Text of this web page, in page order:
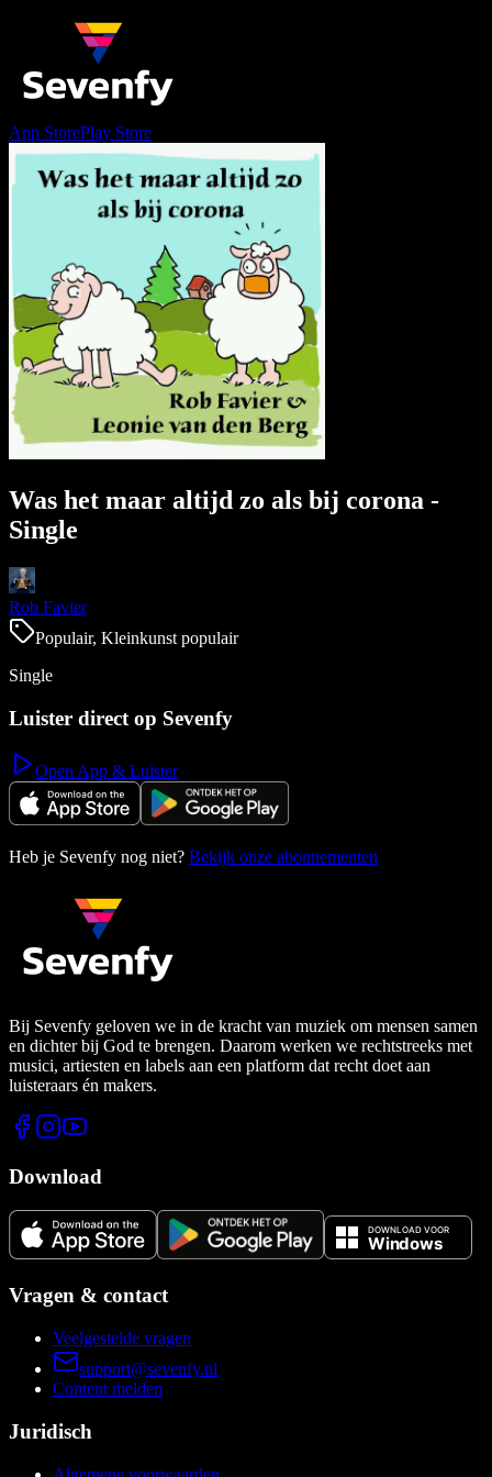
App StorePlay Store
Was het maar altijd zo als bij corona -
Single
Rob Favier
Populair, Kleinkunst populair
Single
Luister direct op Sevenfy
Open App & Luister
Heb je Sevenfy nog niet? Bekijk onze abonnementen
Bij Sevenfy geloven we in de kracht van muziek om mensen samen
en dichter bij God te brengen. Daarom werken we rechtstreeks met
musici, artiesten en labels aan een platform dat recht doet aan
luisteraars én makers.
Download
Vragen & contact
Veelgestelde vragen
support@sevenfy.nl
Content melden
Juridisch